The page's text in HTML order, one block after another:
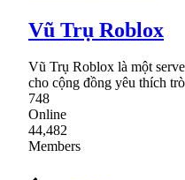
Vũ Trụ Roblox
Vũ Trụ Roblox là một
cho cộng đồng yêu thích
748
Online
44,482
Members